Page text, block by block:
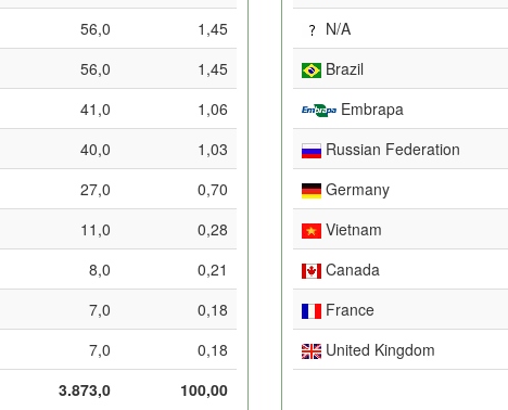
56,0
1,45
56,0
1,45
41,0
1,06
40,0
1,03
27,0
0,70
11,0
0,28
8,0
0,21
7,0
0,18
7,0
0,18
3.873,0
100,00
N/A
Brazil
Embrapa
Russian Federation
Germany
Vietnam
Canada
France
United Kingdom